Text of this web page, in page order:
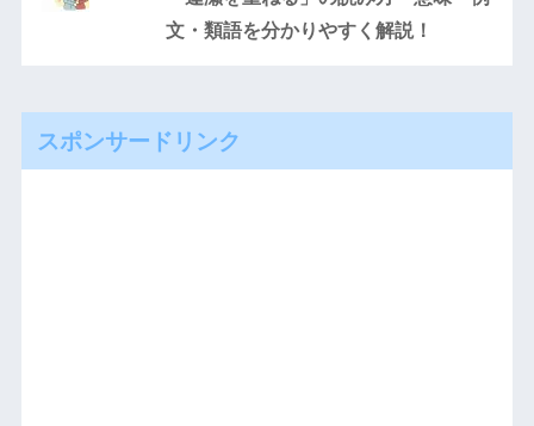
文・類語を分かりやすく解説！
スポンサードリンク